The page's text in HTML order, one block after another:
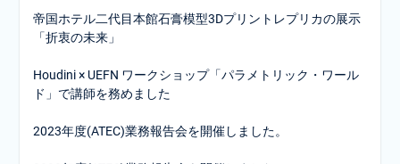
帝国ホテル二代目本館石膏模型3Dプリントレプリカの展示
「折衷の未来」
Houdini × UEFN ワークショップ「パラメトリック・ワール
ド」で講師を務めました
2023年度(ATEC)業務報告会を開催しました。